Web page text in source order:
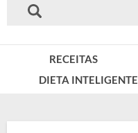
RECEITAS
DIETA INTELIGENTE